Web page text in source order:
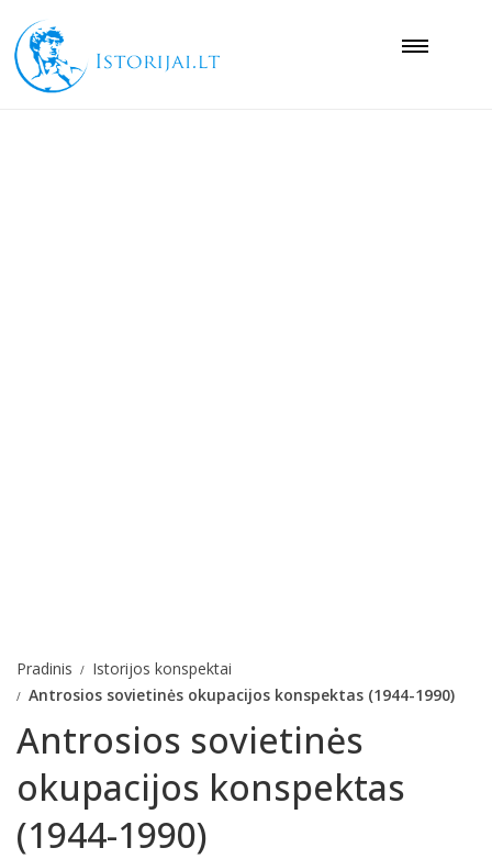
Pradinis
Istorijos konspektai
Antrosios sovietinės okupacijos konspektas (1944-1990)
Antrosios sovietinės
okupacijos konspektas
(1944-1990)